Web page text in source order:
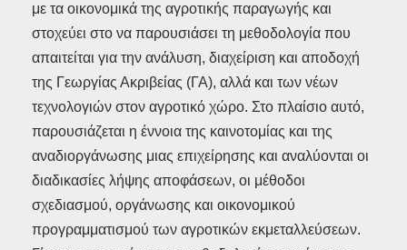
με τα οικονομικά της αγροτικής παραγωγής και
στοχεύει στο να παρουσιάσει τη μεθοδολογία που
απαιτείται για την ανάλυση, διαχείριση και αποδοχή
της Γεωργίας Ακριβείας (ΓΑ), αλλά και των νέων
τεχνολογιών στον αγροτικό χώρο. Στο πλαίσιο αυτό,
παρουσιάζεται η έννοια της καινοτομίας και της
αναδιοργάνωσης μιας επιχείρησης και αναλύονται οι
διαδικασίες λήψης αποφάσεων, οι μέθοδοι
σχεδιασμού, οργάνωσης και οικονομικού
προγραμματισμού των αγροτικών εκμεταλλεύσεων.